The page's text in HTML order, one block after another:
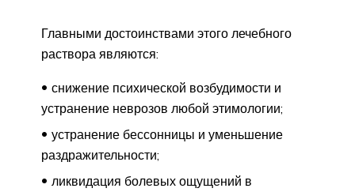
Главными достоинствами этого лечебного
раствора являются:
снижение психической возбудимости и
устранение неврозов любой этимологии;
устранение бессонницы и уменьшение
раздражительности;
ликвидация болевых ощущений в